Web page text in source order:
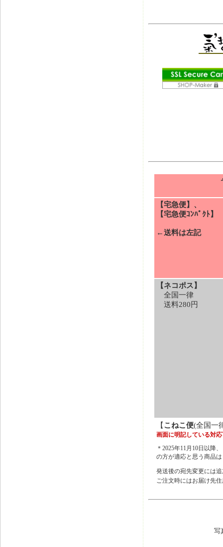
【宅急便】、
【宅急便ｺﾝﾊﾟｸﾄ】
←送料は左記
【ネコポス】
全国一律
送料280円
【 こねこ便(全国一
画面に明記している対
＊2025年11月10日以降
の方が適応と思う商品
発送後の宛先変更には
ご注文時にはお届け先
写